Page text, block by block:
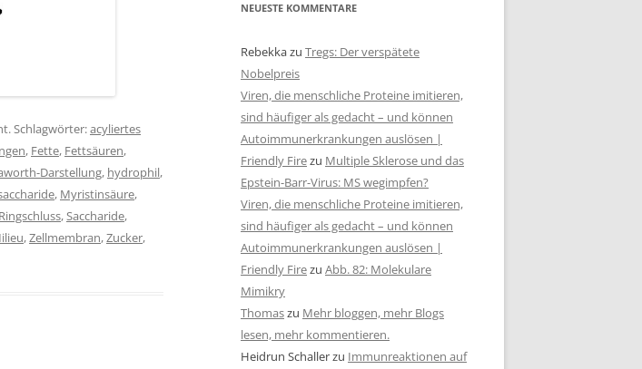
Schlagwörter:acyliertes
, Fette, Fettsäuren,
Darstellung, hydrophil,
, Myristinsäure,
Ringschluss,Saccharide,
,Zellmembran,Zucker,
NEUESTE KOMMENTARE
Rebekkazu Tregs: Der verspätete
Nobelpreis
Viren, die menschliche Proteine imitieren,
sind häufiger als gedacht – und können
Autoimmunerkrankungen auslösen |
Friendly Firezu Multiple Sklerose und das
Epstein-Barr-Virus: MS wegimpfen?
Viren, die menschliche Proteine imitieren,
sind häufiger als gedacht – und können
Autoimmunerkrankungen auslösen |
Friendly Firezu Abb. 82: Molekulare
Mimikry
Thomaszu Mehr bloggen, mehr Blogs
lesen, mehr kommentieren.
Heidrun Schallerzu Immunreaktionen auf